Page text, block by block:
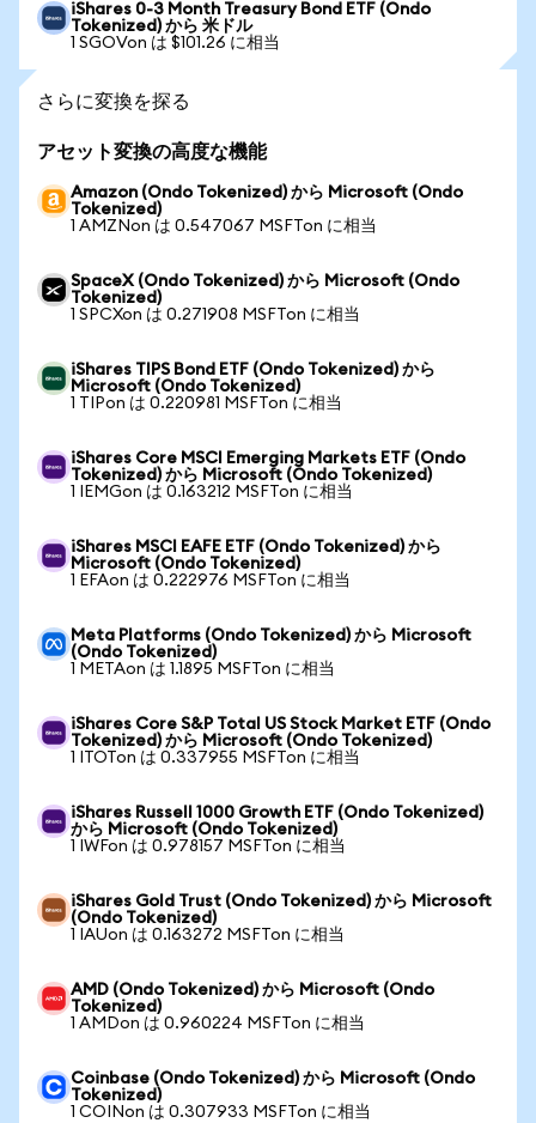
iShares 0-3 Month Treasury Bond ETF (Ondo
Tokenized) から 米ドル
1 SGOVon は $101.26 に相当
さらに変換を探る
アセット変換の高度な機能
Amazon (Ondo Tokenized) から Microsoft (Ondo
Tokenized)
1 AMZNon は 0.547067 MSFTon に相当
SpaceX (Ondo Tokenized) から Microsoft (Ondo
Tokenized)
1 SPCXon は 0.271908 MSFTon に相当
iShares TIPS Bond ETF (Ondo Tokenized) から
Microsoft (Ondo Tokenized)
1 TIPon は 0.220981 MSFTon に相当
iShares Core MSCI Emerging Markets ETF (Ondo
Tokenized) から Microsoft (Ondo Tokenized)
1 IEMGon は 0.163212 MSFTon に相当
iShares MSCI EAFE ETF (Ondo Tokenized) から
Microsoft (Ondo Tokenized)
1 EFAon は 0.222976 MSFTon に相当
Meta Platforms (Ondo Tokenized) から Microsoft
(Ondo Tokenized)
1 METAon は 1.1895 MSFTon に相当
iShares Core S&P Total US Stock Market ETF (Ondo
Tokenized) から Microsoft (Ondo Tokenized)
1 ITOTon は 0.337955 MSFTon に相当
iShares Russell 1000 Growth ETF (Ondo Tokenized)
から Microsoft (Ondo Tokenized)
1 IWFon は 0.978157 MSFTon に相当
iShares Gold Trust (Ondo Tokenized) から Microsoft
(Ondo Tokenized)
1 IAUon は 0.163272 MSFTon に相当
AMD (Ondo Tokenized) から Microsoft (Ondo
Tokenized)
1 AMDon は 0.960224 MSFTon に相当
Coinbase (Ondo Tokenized) から Microsoft (Ondo
Tokenized)
1 COINon は 0.307933 MSFTon に相当